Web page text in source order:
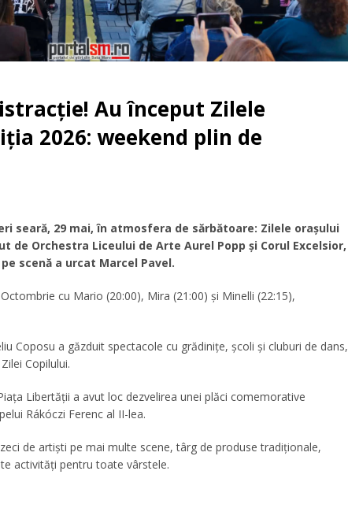
Au început Zilele
2026: weekend plin de
seară, 29 mai, în atmosfera de sărbătoare: Zilele orașului
Orchestra Liceului de Arte Aurel Popp și Corul Excelsior,
scenă a urcat Marcel Pavel.
cu Mario (20:00), Mira (21:00) și Minelli (22:15),
Coposu a găzduit spectacole cu grădinițe, școli și cluburi de dans,
Copilului.
Libertății a avut loc dezvelirea unei plăci comemorative
Rákóczi Ferenc al II-lea.
de artiști pe mai multe scene, târg de produse tradiționale,
activități pentru toate vârstele.